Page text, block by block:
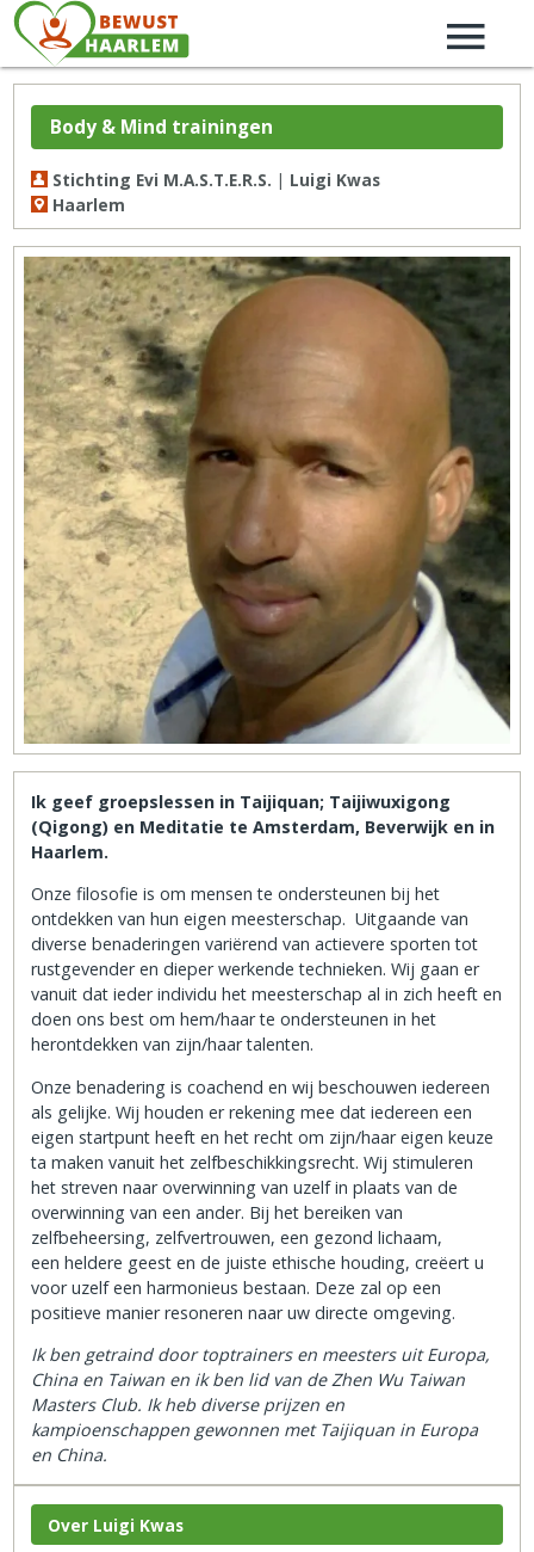
Body & Mind trainingen
Stichting Evi M.A.S.T.E.R.S. | Luigi Kwas
Haarlem
Ik geef groepslessen in Taijiquan; Taijiwuxigong
(Qigong) en Meditatie te Amsterdam, Beverwijk en in
Haarlem.
Onze filosofie is om mensen te ondersteunen bij het
ontdekken van hun eigen meesterschap. Uitgaande van
diverse benaderingen variërend van actievere sporten tot
rustgevender en dieper werkende technieken. Wij gaan er
vanuit dat ieder individu het meesterschap al in zich heeft en
doen ons best om hem/haar te ondersteunen in het
herontdekken van zijn/haar talenten.
Onze benadering is coachend en wij beschouwen iedereen
als gelijke. Wij houden er rekening mee dat iedereen een
eigen startpunt heeft en het recht om zijn/haar eigen keuze
ta maken vanuit het zelfbeschikkingsrecht. Wij stimuleren
het streven naar overwinning van uzelf in plaats van de
overwinning van een ander. Bij het bereiken van
zelfbeheersing, zelfvertrouwen, een gezond lichaam,
een heldere geest en de juiste ethische houding, creëert u
voor uzelf een harmonieus bestaan. Deze zal op een
positieve manier resoneren naar uw directe omgeving.
Ik ben getraind door toptrainers en meesters uit Europa,
China en Taiwan en ik ben lid van de Zhen Wu Taiwan
Masters Club. Ik heb diverse prijzen en
kampioenschappen gewonnen met Taijiquan in Europa
en China.
Over Luigi Kwas